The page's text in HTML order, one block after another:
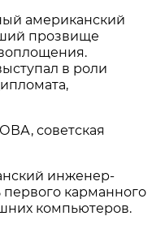
американский
прозвище
в роли
советская
инженер-
первого карманного
компьютеров.